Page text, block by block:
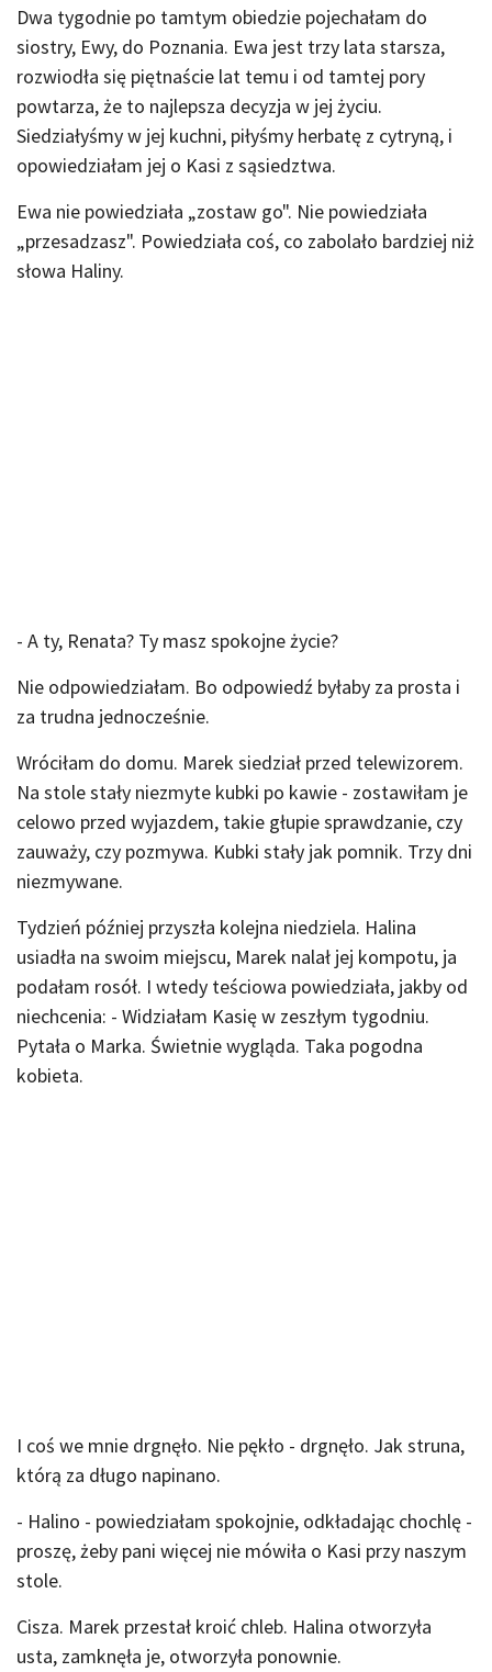
Dwa tygodnie po tamtym obiedzie pojechałam do
siostry, Ewy, do Poznania. Ewa jest trzy lata starsza,
rozwiodła się piętnaście lat temu i od tamtej pory
powtarza, że to najlepsza decyzja w jej życiu.
Siedziałyśmy w jej kuchni, piłyśmy herbatę z cytryną, i
opowiedziałam jej o Kasi z sąsiedztwa.
Ewa nie powiedziała „zostaw go". Nie powiedziała
„przesadzasz". Powiedziała coś, co zabolało bardziej niż
słowa Haliny.
- A ty, Renata? Ty masz spokojne życie?
Nie odpowiedziałam. Bo odpowiedź byłaby za prosta i
za trudna jednocześnie.
Wróciłam do domu. Marek siedział przed telewizorem.
Na stole stały niezmyte kubki po kawie - zostawiłam je
celowo przed wyjazdem, takie głupie sprawdzanie, czy
zauważy, czy pozmywa. Kubki stały jak pomnik. Trzy dni
niezmywane.
Tydzień później przyszła kolejna niedziela. Halina
usiadła na swoim miejscu, Marek nalał jej kompotu, ja
podałam rosół. I wtedy teściowa powiedziała, jakby od
niechcenia: - Widziałam Kasię w zeszłym tygodniu.
Pytała o Marka. Świetnie wygląda. Taka pogodna
kobieta.
I coś we mnie drgnęło. Nie pękło - drgnęło. Jak struna,
którą za długo napinano.
- Halino - powiedziałam spokojnie, odkładając chochlę -
proszę, żeby pani więcej nie mówiła o Kasi przy naszym
stole.
Cisza. Marek przestał kroić chleb. Halina otworzyła
usta, zamknęła je, otworzyła ponownie.